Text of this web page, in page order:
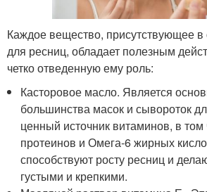
Каждое вещество, присутствующее в
для ресниц, обладает полезным
четко отведенную ему роль:
Касторовое масло. Является
большинства масок и сывороток
ценный источник витаминов, в
протеинов и Омега-6 жирных
способствуют росту ресниц и
густыми и крепкими.